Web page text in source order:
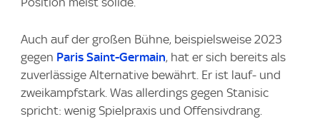
Auch auf der großen Bühne, beispielsweise 2023
gegen Paris Saint-Germain, hat er sich bereits als
zuverlässige Alternative bewährt. Er ist lauf- und
zweikampfstark. Was allerdings gegen Stanisic
spricht: wenig Spielpraxis und Offensivdrang.